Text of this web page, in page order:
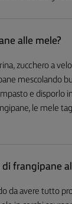
alle mele?
zucchero a
mescolando
e disporlo
le mele
frangipane
da avere tutto